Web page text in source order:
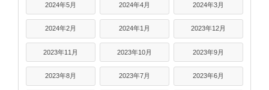
2024年5月 2024年4月 2024年3月
2024年2月 2024年1月 2023年12月
2023年11月 2023年10月 2023年9月
2023年8月 2023年7月 2023年6月